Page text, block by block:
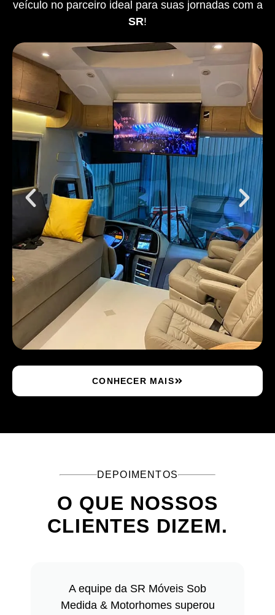
veículo no parceiro ideal para suas jornadas com a
SR!
CONHECER MAIS
DEPOIMENTOS
O QUE NOSSOS
CLIENTES DIZEM.
A equipe da SR Móveis Sob
Medida & Motorhomes superou